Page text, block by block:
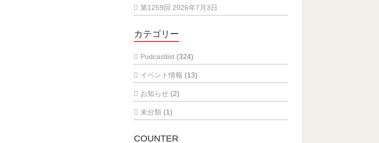
第1259回 2026年7月3日
カテゴリー
Podcastlist (324)
イベント情報 (13)
お知らせ (2)
未分類 (1)
COUNTER